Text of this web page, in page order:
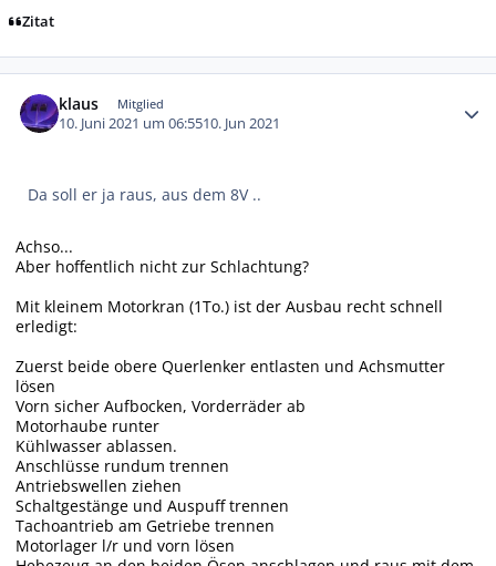
Zitat
klaus Mitglied
10. Juni 2021 um 06:5510. Jun 2021
Da soll er ja raus, aus dem 8V ..
Achso...
Aber hoffentlich nicht zur Schlachtung?
Mit kleinem Motorkran (1To.) ist der Ausbau recht schnell
erledigt:
Zuerst beide obere Querlenker entlasten und Achsmutter
lösen
Vorn sicher Aufbocken, Vorderräder ab
Motorhaube runter
Kühlwasser ablassen.
Anschlüsse rundum trennen
Antriebswellen ziehen
Schaltgestänge und Auspuff trennen
Tachoantrieb am Getriebe trennen
Motorlager l/r und vorn lösen